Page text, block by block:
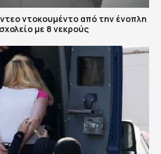
ντοκουμέντο από την ένοπλη
με 8 νεκρούς